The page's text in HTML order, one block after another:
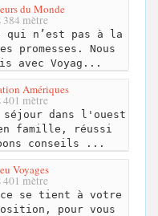
du Monde
384 mètre
qui n’est pas à la
promesses. Nous
avec Voyag...
Amériques
401 mètre
dans l'ouest
famille, réussi
conseils ...
Voyages
401 mètre
se tient à votre
pour vous